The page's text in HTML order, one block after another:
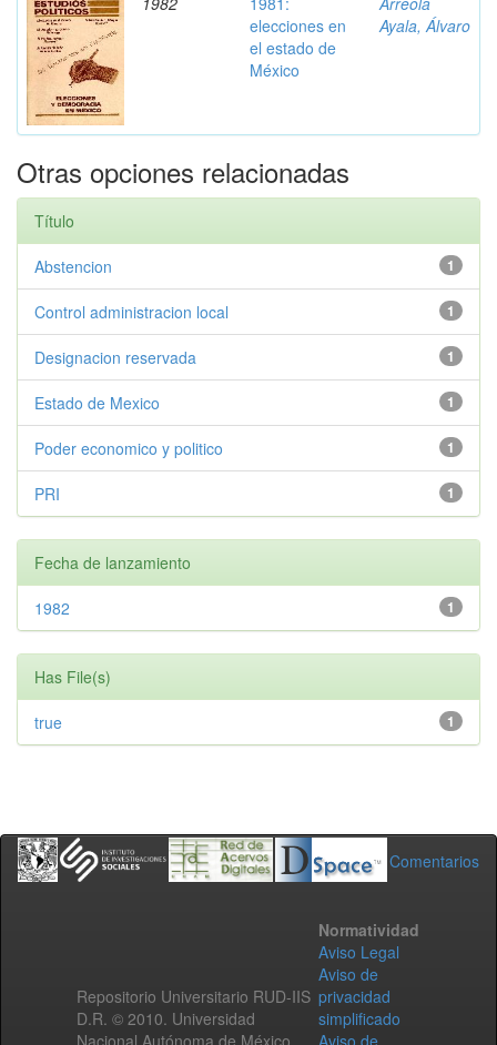
elecciones en
el estado de
México
Ayala, Álvaro
Otras opciones relacionadas
Título
1
Abstencion
1
Control administracion local
1
Designacion reservada
1
Estado de Mexico
1
Poder economico y politico
1
PRI
Fecha de lanzamiento
1
1982
Has File(s)
1
true
Comentarios
Repositorio Universitario RUD-IIS
D.R. © 2010. Universidad
Nacional Autónoma de México.
Normatividad
Aviso Legal
Aviso de
privacidad
simplificado
Aviso de